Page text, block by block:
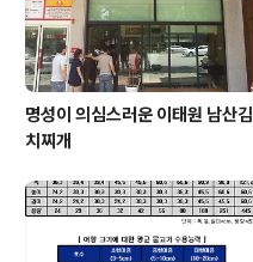
명성이 의심스러운 이태원 남산김
치찌개